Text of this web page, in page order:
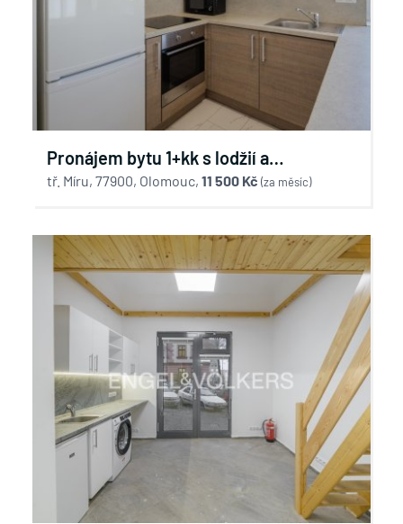
Pronájem bytu 1+kk s lodžií a
klimatizací, tř. Míru, Olomouc
tř. Míru, 77900, Olomouc, 11 500 Kč (za měsíc)